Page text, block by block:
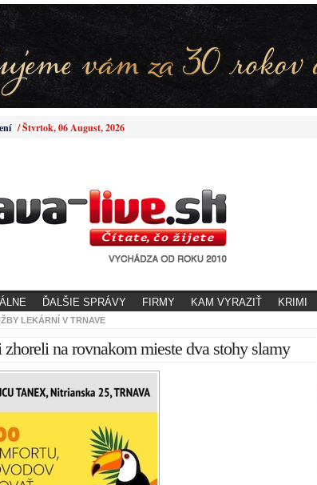
/Štvrtok, 06 August, 2026
ĎALŠIE SPRÁVY FIRMY KAM VYRAZIŤ KRIMI
LEKÁRNÍ V TRNAVE
zhoreli na rovnakom mieste dva stohy slamy